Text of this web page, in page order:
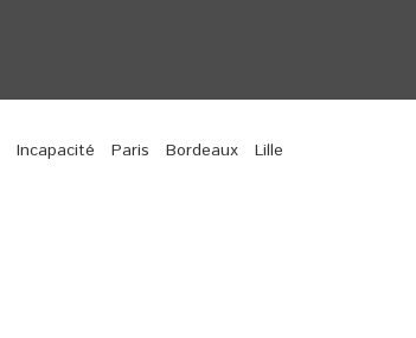
Incapacité Paris Bordeaux
Lille